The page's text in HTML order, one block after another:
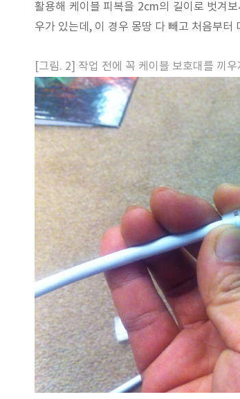
활용해 케이블 피복을 2cm의 길이로 벗겨
우가 있는데, 이 경우 몽땅 다 빼고 처음부터
[그림. 2] 작업 전에 꼭 케이블 보호대를 끼